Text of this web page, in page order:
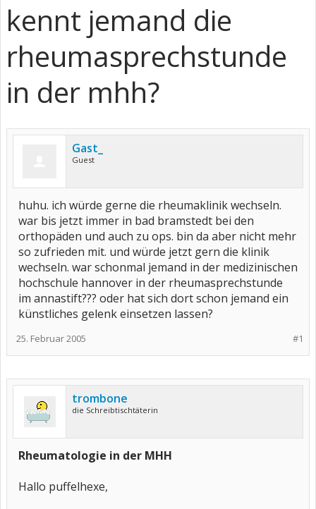
kennt jemand die
rheumasprechstunde
in der mhh?
Gast_
Guest
huhu. ich würde gerne die rheumaklinik wechseln.
war bis jetzt immer in bad bramstedt bei den
orthopäden und auch zu ops. bin da aber nicht mehr
so zufrieden mit. und würde jetzt gern die klinik
wechseln. war schonmal jemand in der medizinischen
hochschule hannover in der rheumasprechstunde
im annastift??? oder hat sich dort schon jemand ein
künstliches gelenk einsetzen lassen?
#1
25. Februar 2005
trombone
die Schreibtischtäterin
Rheumatologie in der MHH
Hallo puffelhexe,